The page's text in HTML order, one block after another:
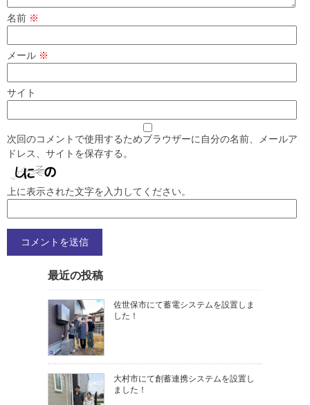
名前 ※
メール ※
サイト
次回のコメントで使用するためブラウザーに自分の名前、メールア
ドレス、サイトを保存する。
上に表示された文字を入力してください。
最近の投稿
佐世保市にて蓄電システムを設置しま
した！
大村市にて創蓄連携システムを設置し
ました！